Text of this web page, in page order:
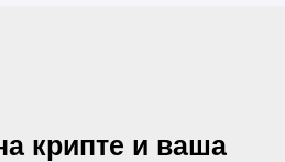
крипте и ваша